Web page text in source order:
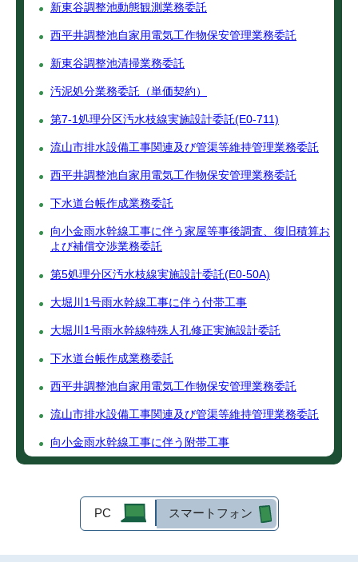
新東谷調整池動態観測業務委託
西平井調整池自家用電気工作物保安管理業務委託
新東谷調整池清掃業務委託
汚泥処分業務委託（単価契約）
第7-1処理分区汚水枝線実施設計委託(E0-711)
流山市排水設備工事関連及び管渠等維持管理業務委託
西平井調整池自家用電気工作物保安管理業務委託
下水道台帳作成業務委託
向小金雨水幹線工事に伴う家屋等事後調査、復旧積算お
よび補償交渉業務委託
第5処理分区汚水枝線実施設計委託(E0-50A)
大堀川1号雨水幹線工事に伴う付帯工事
大堀川1号雨水幹線特殊人孔修正実施設計委託
下水道台帳作成業務委託
西平井調整池自家用電気工作物保安管理業務委託
流山市排水設備工事関連及び管渠等維持管理業務委託
向小金雨水幹線工事に伴う附帯工事
PC スマートフォン